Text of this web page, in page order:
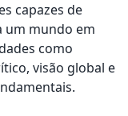
capazes de
um mundo em
como
visão global e